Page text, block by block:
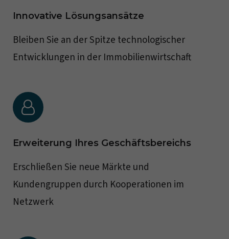
Innovative Lösungsansätze
Bleiben Sie an der Spitze technologischer
Entwicklungen in der Immobilienwirtschaft
Erweiterung Ihres Geschäftsbereichs
Erschließen Sie neue Märkte und
Kundengruppen durch Kooperationen im
Netzwerk